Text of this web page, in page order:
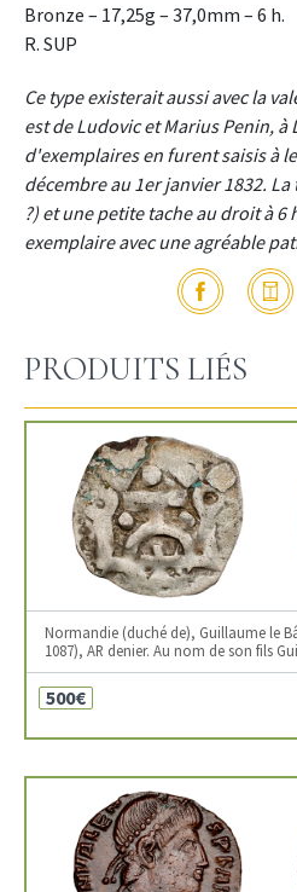
Bronze – 17,25g – 37,0mm – 6 h.
R. SUP
Ce type existerait aussi avec la
est de Ludovic et Marius Penin,
d'exemplaires en furent saisis à
décembre au 1er janvier 1832.
?) et une petite tache au droit à 6
exemplaire avec une agréable
PRODUITS LIÉS
Normandie (duché de), Guillaume le
1087), AR denier. Au nom de son fils
500€